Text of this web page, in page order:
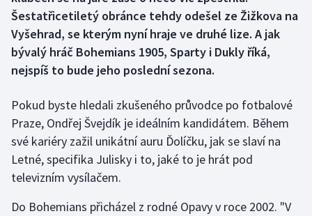
Curling
Dostihy
Florbal
Futsal
Golf
Gymnastika
Šestatřicetiletý obránce tehdy odešel ze Žižkova na
Vyšehrad, se kterým nyní hraje ve druhé lize. A jak
bývalý hráč Bohemians 1905, Sparty i Dukly říká,
nejspíš to bude jeho poslední sezona.
Pokud byste hledali zkušeného průvodce po fotbalové
Praze, Ondřej Švejdík je ideálním kandidátem. Během
své kariéry zažil unikátní auru Ďolíčku, jak se slaví na
Letné, specifika Julisky i to, jaké to je hrát pod
televizním vysílačem.
Do Bohemians přicházel z rodné Opavy v roce 2002. "V